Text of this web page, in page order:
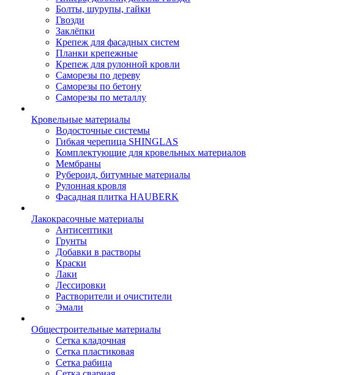
Болты, шурупы, гайки
Гвозди
Заклёпки
Крепеж для фасадных систем
Планки крепежные
Крепеж для рулонной кровли
Саморезы по дереву
Саморезы по бетону
Саморезы по металлу
Кровельные материалы
Водосточные системы
Гибкая черепица SHINGLAS
Комплектующие для кровельных материалов
Мембраны
Рубероид, битумные материалы
Рулонная кровля
Фасадная плитка HAUBERK
Лакокрасочные материалы
Антисептики
Грунты
Добавки в растворы
Краски
Лаки
Лессировки
Растворители и очистители
Эмали
Общестроительные материалы
Сетка кладочная
Сетка пластиковая
Сетка рабица